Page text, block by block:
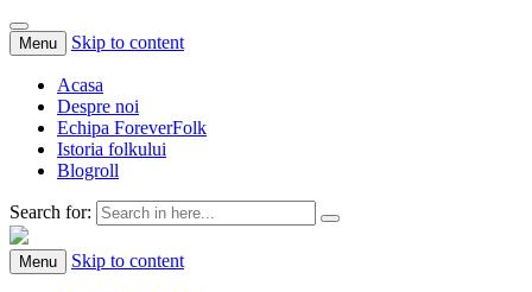
Menu Skip to content
Acasa
Despre noi
Echipa ForeverFolk
Istoria folkului
Blogroll
Search for:
ForeverFolk
Muzica sufletului tau
Menu Skip to content